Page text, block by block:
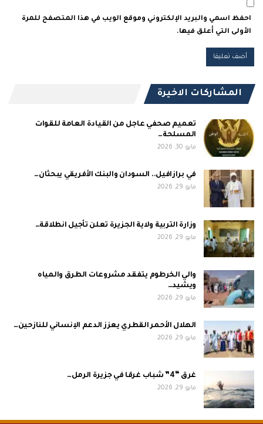
احفظ اسمي والبريد الإلكتروني وموقع الويب في هذا المتصفح للمرة
الأولى التي أعلق فيها.
المشاركات الاخيرة
تعميم صحفي عاجل من القيادة العامة للقوات
المسلحة…
مايو 30, 2026
في برازافيل.. السودان والبنك الأفريقي يبحثان…
مايو 29, 2026
وزارة التربية ولاية الجزيرة تعلن تأجيل انطلاقة…
مايو 29, 2026
والي الخرطوم يتفقد مشروعات الطرق والمياه
ويشيد…
مايو 29, 2026
الهلال الأحمر القطري يعزز الدعم الإنساني للنازحين…
مايو 29, 2026
غرق “4” شباب غرقا في جزيرة الرمل…
مايو 29, 2026